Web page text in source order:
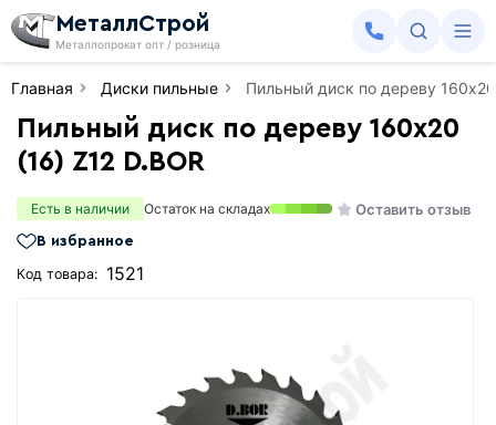
МеталлСтрой
Металлопрокат опт / розница
Главная Диски пильные Пильный диск по дереву 160х20
Пильный диск по дереву 160х20
(16) Z12 D.BOR
Есть в наличии Остаток на складах Оставить отзыв
В избранное
Код товара: 1521